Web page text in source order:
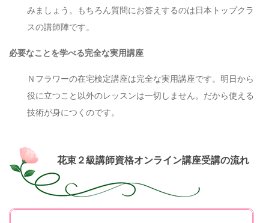
みましょう。もちろん質問にお答えするのは日本トップクラ
スの講師陣です。
必要なことを学べる完全な実用講座
Ｎフラワーの在宅検定講座は完全な実用講座です。明日から
役に立つこと以外のレッスンは一切しません。 だから使える
技術が身につくのです。
花束２級講師資格オンライン講座受講の流れ